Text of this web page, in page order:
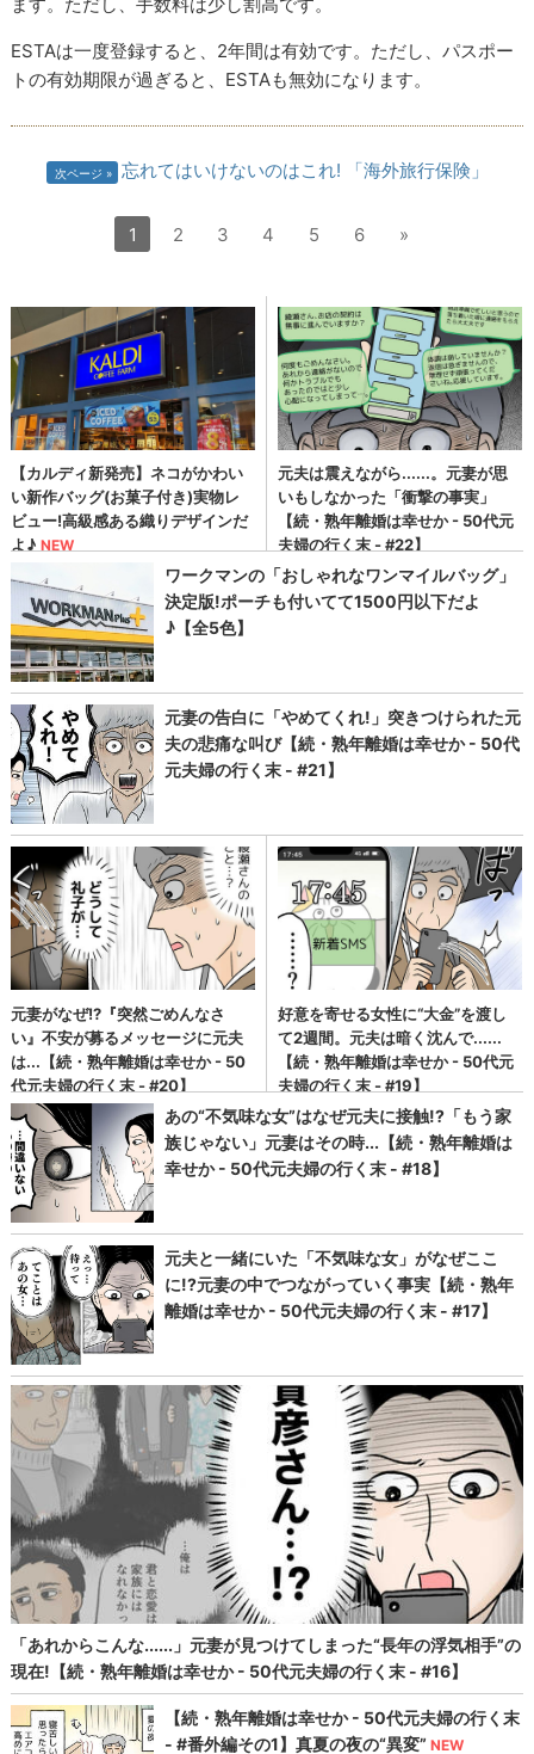
ESTAは一度登録すると、2年間は有効です。ただし、パスポー
トの有効期限が過ぎると、ESTAも無効になります。
次ページ 忘れてはいけないのはこれ! 「海外旅行保険」
1 2 3 4 5 6 »